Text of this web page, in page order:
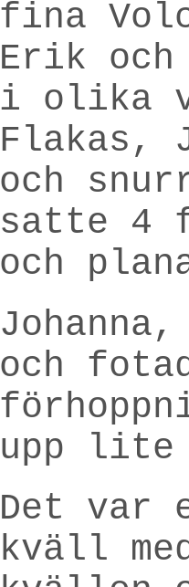
fina
Erik och
i olika
Flakas,
och
satte 4
och
och
upp
Det var
kväll